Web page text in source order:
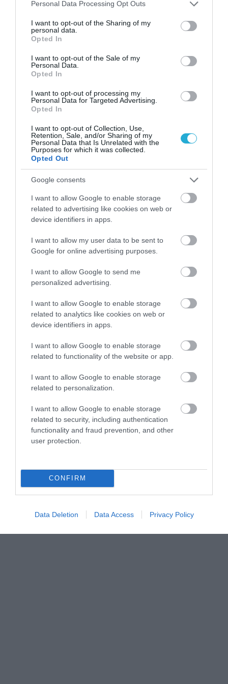
not limited to your visit or usage behaviour. You may click to
grant or deny consent to Google and its third-party tags to
use your data for below specified purposes in below Google
consent section.
Personal Data Processing Opt Outs
I want to opt-out of the Sharing of my
personal data.
Opted In
I want to opt-out of the Sale of my
Personal Data.
Opted In
I want to opt-out of processing my
Personal Data for Targeted Advertising.
Opted In
I want to opt-out of Collection, Use,
Retention, Sale, and/or Sharing of my
Personal Data that Is Unrelated with the
Purposes for which it was collected.
Opted Out
Google consents
I want to allow Google to enable storage
related to advertising like cookies on web or
device identifiers in apps.
I want to allow my user data to be sent to
Google for online advertising purposes.
I want to allow Google to send me
personalized advertising.
I want to allow Google to enable storage
related to analytics like cookies on web or
device identifiers in apps.
I want to allow Google to enable storage
related to functionality of the website or app.
I want to allow Google to enable storage
related to personalization.
I want to allow Google to enable storage
related to security, including authentication
functionality and fraud prevention, and other
user protection.
CONFIRM
Data Deletion Data Access Privacy Policy
08.08.2026 | 16:04
Συναγερμός στον Λυκαβηττό: Βρέθηκε
των Αγίων Ισιδώρων
ΙΩΑΝΝΑ ΠΥΛΟΥΔΗ
08.08.2026 | 14:01
Ευρωπαϊκό «μπλόκο» στην έκδοση
Τούρκου κρατουμένου – Τι ζητά το
Δικαστήριο του Στρασβούργου
ΙΩΑΝΝΑ ΠΥΛΟΥΔΗ
08.08.2026 | 13:35
PODCASTS
Μπαλατσούκας pagenews.gr:«Η κυβέρνηση θυμάται τους
πυροσβέστες όταν τους λέει ήρωες–όχι όταν ζητούν
Γ.Βρεττάκος στο pagenews.gr: «Το ΠΑΣΟΚ μπλοκάρει τη
Συνταγματική Αναθεώρηση και φορτώνει ευθύνες στη
Μυρτώ Κοροβέση στο pagenews.gr: «Η κοινωνία ζητά
διαφάνεια, όχι άλλα σκάνδαλα» – Τι λέει για τον ΟΠΕΚΕΠΕ